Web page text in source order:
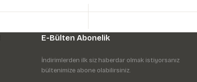
E-Bülten Abonelik
İndirimlerden ilk siz haberdar olmak istiyorsanız
bültenimize abone olabilirsiniz.